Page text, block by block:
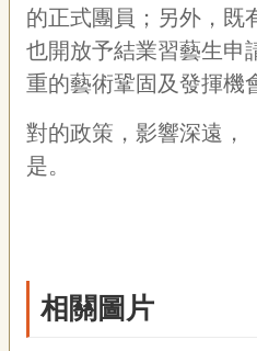
的正式團員；另外，既
也開放予結業習藝生申
重的藝術鞏固及發揮機
對的政策，影響深遠，
是。
相關圖片